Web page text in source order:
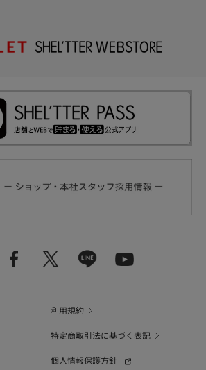
利用規約
特定商取引法に基づく表記
個人情報保護方針